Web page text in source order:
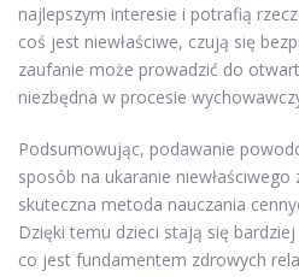
najlepszym interesie i potrafią
coś jest niewłaściwe, czują się
zaufanie może prowadzić do
niezbędna w procesie
Podsumowując, podawanie
sposób na ukaranie
skuteczna metoda nauczania
Dzięki temu dzieci stają się
co jest fundamentem zdrowych